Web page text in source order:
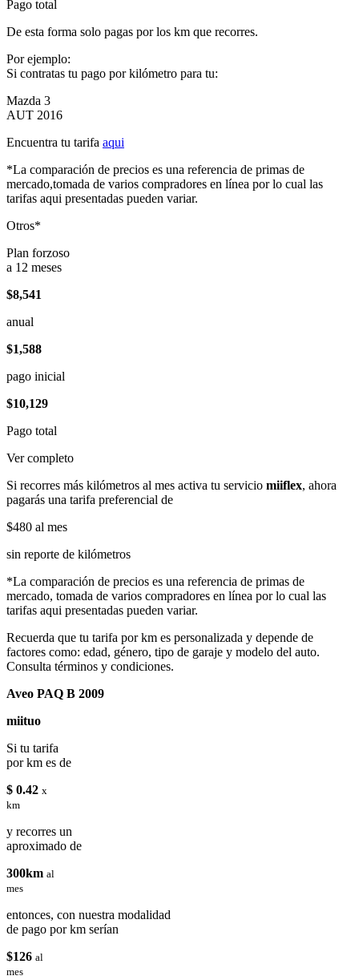
Pago total
De esta forma solo pagas por los km que recorres.
Por ejemplo:
Si contratas tu pago por kilómetro para tu:
Mazda 3
AUT 2016
Encuentra tu tarifa aqui
*La comparación de precios es una referencia de primas de
mercado,tomada de varios compradores en línea por lo cual las
tarifas aqui presentadas pueden variar.
Otros*
Plan forzoso
a 12 meses
$8,541
anual
$1,588
pago inicial
$10,129
Pago total
Ver completo
Si recorres más kilómetros al mes activa tu servicio miiflex, ahora
pagarás una tarifa preferencial de
$480 al mes
sin reporte de kilómetros
*La comparación de precios es una referencia de primas de
mercado, tomada de varios compradores en línea por lo cual las
tarifas aqui presentadas pueden variar.
Recuerda que tu tarifa por km es personalizada y depende de
factores como: edad, género, tipo de garaje y modelo del auto.
Consulta términos y condiciones.
Aveo PAQ B 2009
miituo
Si tu tarifa
por km es de
$ 0.42 x
km
y recorres un
aproximado de
300km al
mes
entonces, con nuestra modalidad
de pago por km serían
$126 al
mes